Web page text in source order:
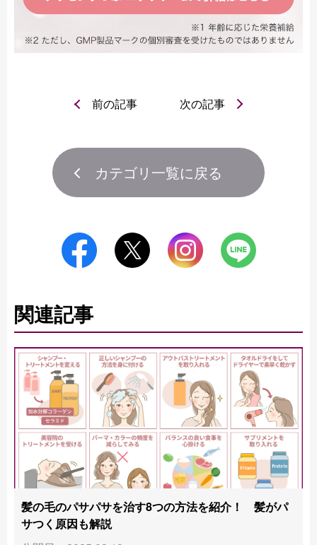
前の記事 次の記事
カテゴリ一覧に戻る
関連記事
髪の毛のパサパサを治す8つの方法を紹介！ 髪がパ
サつく原因も解説